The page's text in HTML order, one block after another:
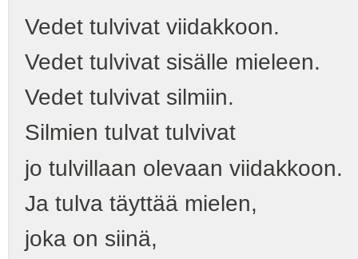
Vedet tulvivat viidakkoon.
Vedet tulvivat sisälle mieleen.
Vedet tulvivat silmiin.
Silmien tulvat tulvivat
jo tulvillaan olevaan viidakkoon.
Ja tulva täyttää mielen,
joka on siinä,